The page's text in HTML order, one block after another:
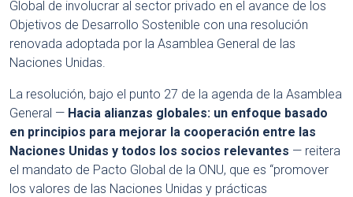
Global de involucrar al sector privado en el avance de los
Objetivos de Desarrollo Sostenible con una resolución
renovada adoptada por la Asamblea General de las
Naciones Unidas.
La resolución, bajo el punto 27 de la agenda de la Asamblea
General — Hacia alianzas globales: un enfoque basado
en principios para mejorar la cooperación entre las
Naciones Unidas y todos los socios relevantes — reitera
el mandato de Pacto Global de la ONU, que es “promover
los valores de las Naciones Unidas y prácticas